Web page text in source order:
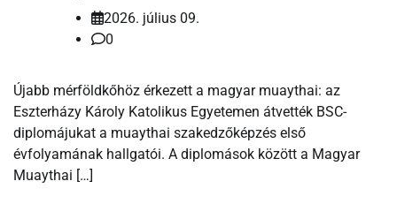
2026. július 09.
0
Újabb mérföldkőhöz érkezett a magyar muaythai: az
Eszterházy Károly Katolikus Egyetemen átvették BSC-
diplomájukat a muaythai szakedzőképzés első
évfolyamának hallgatói. A diplomások között a Magyar
Muaythai […]